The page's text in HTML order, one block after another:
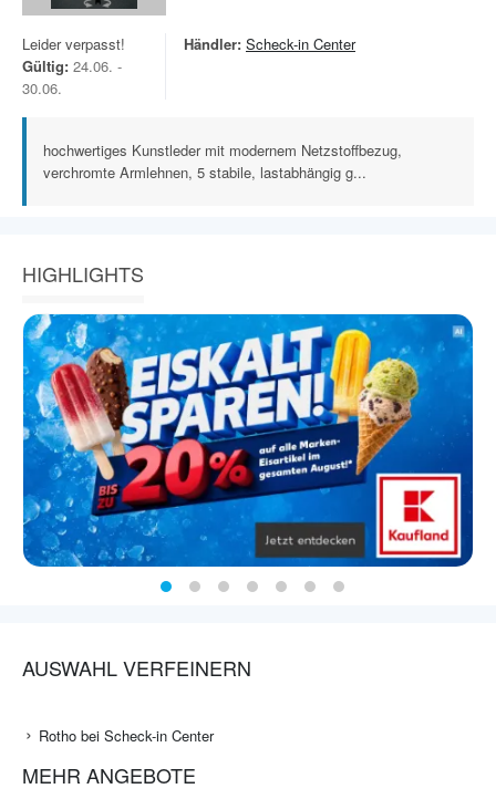
Leider verpasst!
Gültig: 24.06. -
30.06.
Händler: Scheck-in Center
hochwertiges Kunstleder mit modernem Netzstoffbezug,
verchromte Armlehnen, 5 stabile, lastabhängig g...
HIGHLIGHTS
AUSWAHL VERFEINERN
Rotho bei Scheck-in Center
MEHR ANGEBOTE